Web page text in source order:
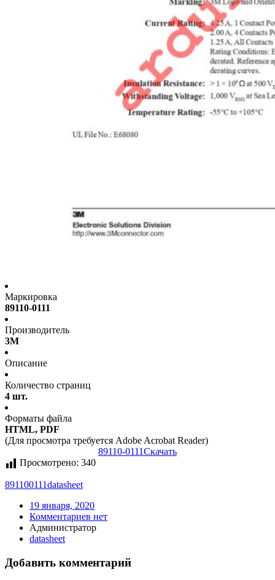
Маркировка
89110-0111
Производитель
3M
Описание
Количество страниц
4 шт.
Форматы файла
HTML, PDF
(Для просмотра требуется Adobe Acrobat Reader)
89110-0111Скачать
Просмотрено: 340
891100111datasheet
19 января, 2020
Комментариев нет
Администратор
datasheet
Добавить комментарий